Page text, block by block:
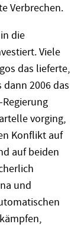
Verbrechen.
die
Viele
das lieferte,
2006 das
vorging,
Konflikt auf
auf beiden
und